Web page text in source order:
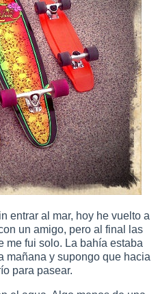
entrar al mar, hoy he vuelto a
un amigo, pero al final las
me fui solo. La bahía estaba
mañana y supongo que hacia
para pasear.